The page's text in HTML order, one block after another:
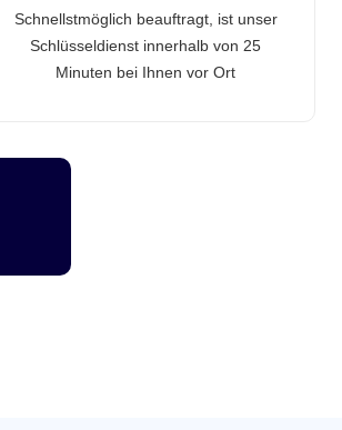
Schnellstmöglich beauftragt, ist unser
Schlüsseldienst innerhalb von 25
Minuten bei Ihnen vor Ort